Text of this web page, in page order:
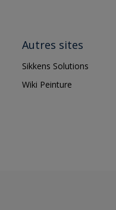
Autres sites
Sikkens Solutions
Wiki Peinture